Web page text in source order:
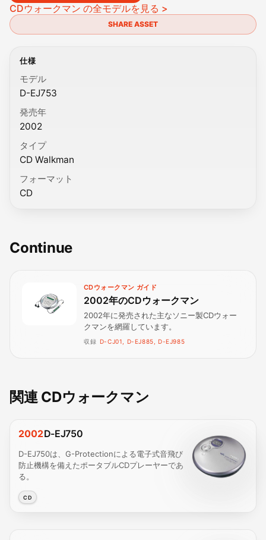
CDウォークマン の全モデルを見る >
SHARE ASSET
仕様
モデル
D-EJ753
発売年
2002
タイプ
CD Walkman
フォーマット
CD
Continue
CDウォークマン ガイド
2002年のCDウォークマン
2002年に発売された主なソニー製CDウォー
クマンを網羅しています。
収録 D-CJ01, D-EJ885, D-EJ985
関連 CDウォークマン
2002D-EJ750
D-EJ750は、G-Protectionによる電子式音飛び
防止機構を備えたポータブルCDプレーヤーであ
る。
CD